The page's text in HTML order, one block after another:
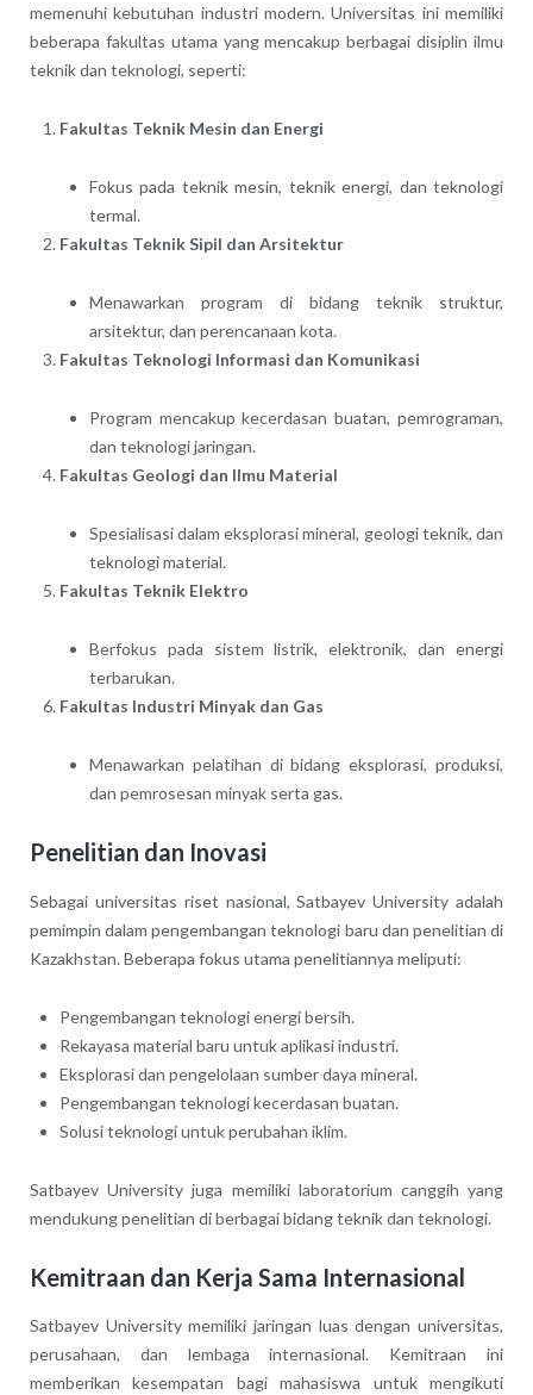
memenuhi kebutuhan industri modern. Universitas ini memiliki
beberapa fakultas utama yang mencakup berbagai disiplin ilmu
teknik dan teknologi, seperti:
Fakultas Teknik Mesin dan Energi
Fokus pada teknik mesin, teknik energi, dan teknologi
termal.
Fakultas Teknik Sipil dan Arsitektur
Menawarkan program di bidang teknik struktur,
arsitektur, dan perencanaan kota.
Fakultas Teknologi Informasi dan Komunikasi
Program mencakup kecerdasan buatan, pemrograman,
dan teknologi jaringan.
Fakultas Geologi dan Ilmu Material
Spesialisasi dalam eksplorasi mineral, geologi teknik, dan
teknologi material.
Fakultas Teknik Elektro
Berfokus pada sistem listrik, elektronik, dan energi
terbarukan.
Fakultas Industri Minyak dan Gas
Menawarkan pelatihan di bidang eksplorasi, produksi,
dan pemrosesan minyak serta gas.
Penelitian dan Inovasi
Sebagai universitas riset nasional, Satbayev University adalah
pemimpin dalam pengembangan teknologi baru dan penelitian di
Kazakhstan. Beberapa fokus utama penelitiannya meliputi:
Pengembangan teknologi energi bersih.
Rekayasa material baru untuk aplikasi industri.
Eksplorasi dan pengelolaan sumber daya mineral.
Pengembangan teknologi kecerdasan buatan.
Solusi teknologi untuk perubahan iklim.
Satbayev University juga memiliki laboratorium canggih yang
mendukung penelitian di berbagai bidang teknik dan teknologi.
Kemitraan dan Kerja Sama Internasional
Satbayev University memiliki jaringan luas dengan universitas,
perusahaan, dan lembaga internasional. Kemitraan ini
memberikan kesempatan bagi mahasiswa untuk mengikuti